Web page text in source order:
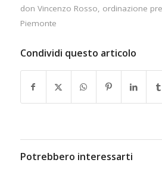
don Vincenzo Rosso, ordinazione
Piemonte
Condividi questo articolo
Potrebbero interessarti